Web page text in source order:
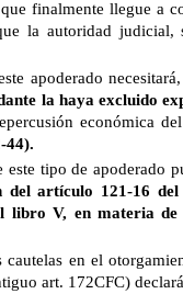
finalmente llegue a
la autoridad
apoderado
la haya excluido
económica
44).
tipo de apoderado
del artículo 121-16
V, en materia de
en el
art. 172CFC)